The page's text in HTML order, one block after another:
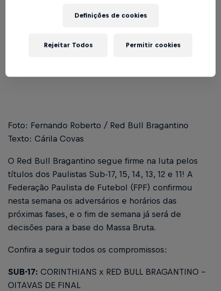
Confrontos já são neste fim de semana!
Foto: Fernando Roberto / Red Bull Bragantino
Texto: Cárila Covas
O Red Bull Bragantino segue firme na luta pelos
títulos dos Paulistas Sub-17, 15, 14, 13, 12 e 11! A
Federação Paulista de Futebol (FPF) confirmou
nesta semana os adversários e horários das
próximas fases, e o fim de semana já será de
decisões para a base do Massa Bruta.
Confira a seguir todos os compromissos:
SUB-17: CORINTHIANS x RED BULL BRAGANTINO -
OITAVAS DE FINAL
Definições de cookies
Rejeitar Todos Permitir cookies